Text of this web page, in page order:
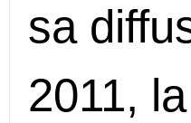
sa
2011,